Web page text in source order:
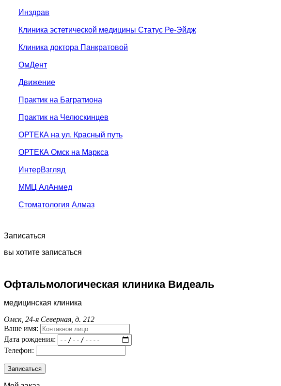
Инздрав
Клиника эстетической медицины Статус Ре-Эйдж
Клиника доктора Панкратовой
ОмДент
Движение
Практик на Багратиона
Практик на Челюскинцев
ОРТЕКА на ул. Красный путь
ОРТЕКА Омск на Маркса
ИнтерВзгляд
ММЦ АлАнмед
Стоматология Алмаз
Записаться
вы хотите записаться
Офтальмологическая клиника Видеаль
медицинская клиника
Омск, 24-я Северная, д. 212
Ваше имя:
Дата рождения:
Телефон: